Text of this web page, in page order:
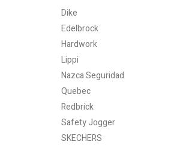
Dike
Edelbrock
Hardwork
Lippi
Nazca Seguridad
Quebec
Redbrick
Safety Jogger
SKECHERS